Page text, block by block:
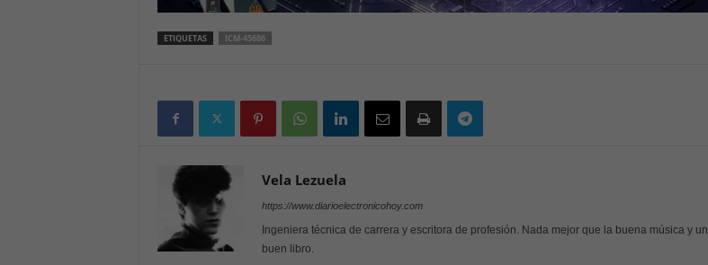
ETIQUETAS ICM-45686
Vela Lezuela
https://www.diarioelectronicohoy.com
Ingeniera técnica de carrera y escritora de profesión. Nada mejor que la buena música y un
buen libro.